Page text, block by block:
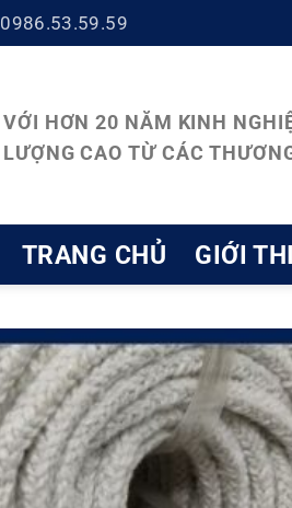
0986.53.59.59
VỚI HƠN 20 NĂM KINH
LƯỢNG CAO TỪ CÁC
TRANG CHỦ GIỚI